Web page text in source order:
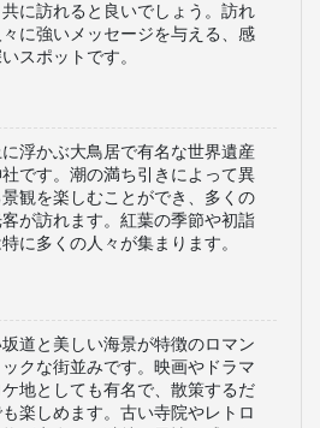
共に訪れると良いでしょう。訪れ
々に強いメッセージを与える、感
スポットです。
浮かぶ大鳥居で有名な世界遺産
です。潮の満ち引きによって異
景観を楽しむことができ、多くの
が訪れます。紅葉の季節や初詣
に多くの人々が集まります。
道と美しい海景が特徴のロマン
ックな街並みです。映画やドラマ
地としても有名で、散策するだ
楽しめます。古い寺院やレトロ